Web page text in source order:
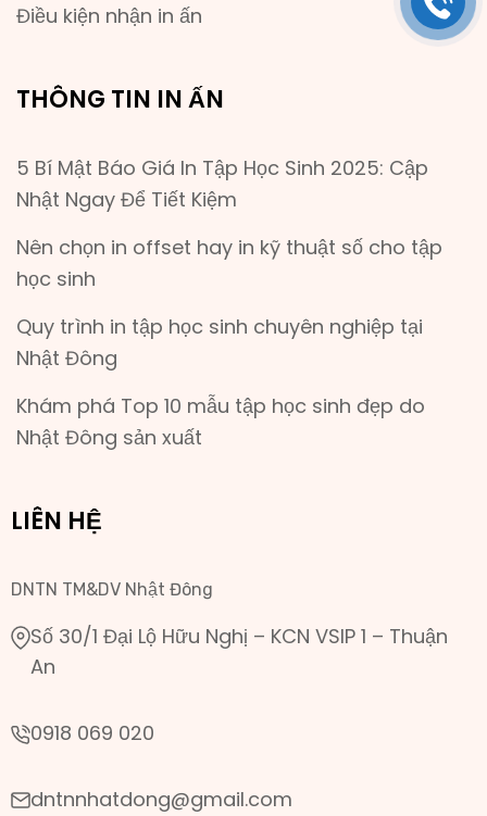
Điều kiện nhận in ấn
THÔNG TIN IN ẤN
5 Bí Mật Báo Giá In Tập Học Sinh 2025: Cập
Nhật Ngay Để Tiết Kiệm
Nên chọn in offset hay in kỹ thuật số cho tập
học sinh
Quy trình in tập học sinh chuyên nghiệp tại
Nhật Đông
Khám phá Top 10 mẫu tập học sinh đẹp do
Nhật Đông sản xuất
LIÊN HỆ
DNTN TM&DV Nhật Đông
Số 30/1 Đại Lộ Hữu Nghị – KCN VSIP 1 – Thuận
An
0918 069 020
dntnnhatdong@gmail.com